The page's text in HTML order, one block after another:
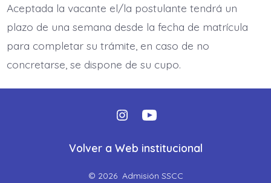
Aceptada la vacante el/la postulante tendrá un
plazo de una semana desde la fecha de matrícula
para completar su trámite, en caso de no
concretarse, se dispone de su cupo.
Abrir
Instagram
una
Abrir
YouTube
una
Volver a Web institucional
© 2026 Admisión SSCC